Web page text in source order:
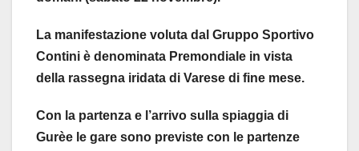
La manifestazione voluta dal Gruppo Sportivo
Contini è denominata Premondiale in vista
della rassegna iridata di Varese di fine mese.
Con la partenza e l’arrivo sulla spiaggia di
Gurèe le gare sono previste con le partenze